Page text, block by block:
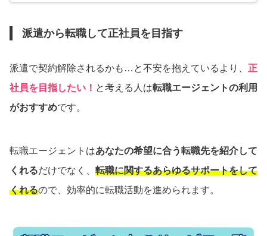
派遣から転職して正社員を目指す
派遣で契約解除されるかも…と不安を抱えているより、 正
社員を目指したい！ と考える人は転職エージェントの利用
がおすすめです。
転職エージェントはあなたの希望に合う転職先を紹介して
くれるだけでなく、 転職に関するあらゆるサポートをして
くれるので、効率的に転職活動を進められます。